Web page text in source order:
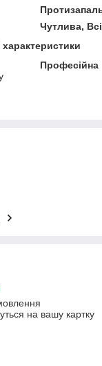
Чутлива,
Професійна
на вашу картку